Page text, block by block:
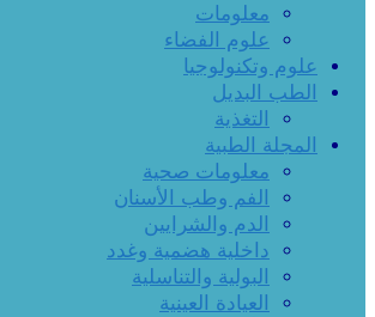
معلومات
علوم الفضاء
علوم وتكنولوجيا
الطب البديل
التغذية
المجلة الطبية
معلومات صحية
الفم وطب الأسنان
الدم والشرايين
داخلية هضمية وغدد
البولية والتناسلية
العيادة العينية